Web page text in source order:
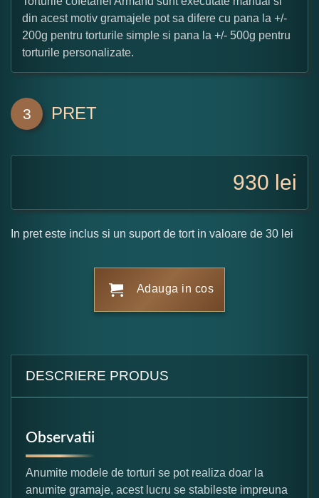
din acest motiv gramajele pot sa difere cu pana la +/-
200g pentru torturile simple si pana la +/- 500g pentru
torturile personalizate.
3 PRET
930 lei
In pret este inclus si un suport de tort in valoare de 30 lei
Adauga in cos
DESCRIERE PRODUS
Observatii
Anumite modele de torturi se pot realiza doar la
anumite gramaje, acest lucru se stabileste impreuna